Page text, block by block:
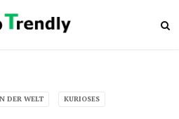
DER WELT KURIOSES